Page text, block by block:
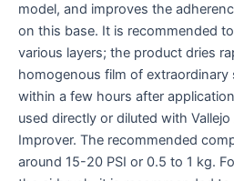
model, and improves the
on this base. It is recommended
various layers; the product dries
homogenous film of
within a few hours after
used directly or diluted with
Improver. The recommended
around 15-20 PSI or 0.5 to 1 kg.